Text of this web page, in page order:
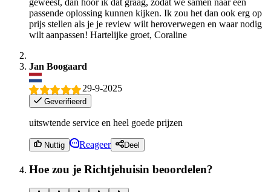
geweest, dan hoor ik dat graag, zodat we samen naar een
passende oplossing kunnen kijken. Ik zou het dan ook erg op
prijs stellen als je je review wilt heroverwegen en waar nodig
wilt aanpassen! Hartelijke groet, Coraline
Jan Boogaard
29-9-2025
Geverifieerd
uitswtende service en heel goede prijzen
Nuttig Reageer Deel
Hoe zou je Richtjehuisin beoordelen?